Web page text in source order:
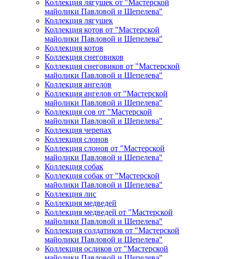
Коллекция лягушек от "Мастерской
майолики Павловой и Шепелева"
Коллекция лягушек
Коллекция котов от "Мастерской
майолики Павловой и Шепелева"
Коллекция котов
Коллекция снеговиков
Коллекция снеговиков от "Мастерской
майолики Павловой и Шепелева"
Коллекция ангелов
Коллекция ангелов от "Мастерской
майолики Павловой и Шепелева"
Коллекция сов от "Мастерской
майолики Павловой и Шепелева"
Коллекция черепах
Коллекция слонов
Коллекция слонов от "Мастерской
майолики Павловой и Шепелева"
Коллекция собак
Коллекция собак от "Мастерской
майолики Павловой и Шепелева"
Коллекция лис
Коллекция медведей
Коллекция медведей от "Мастерской
майолики Павловой и Шепелева"
Коллекция солдатиков от "Мастерской
майолики Павловой и Шепелева"
Коллекция осликов от "Мастерской